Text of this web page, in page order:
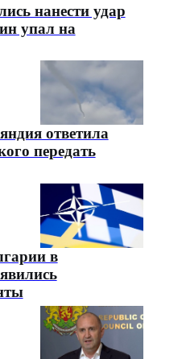
нанести удар
упал на
ответила
передать
в